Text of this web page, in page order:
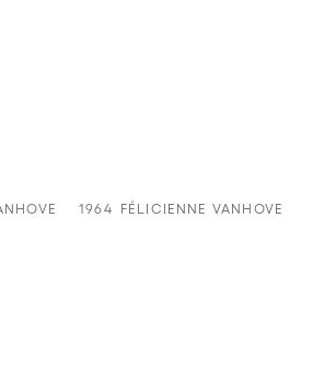
1964 FÉLICIENNE VANHOVE